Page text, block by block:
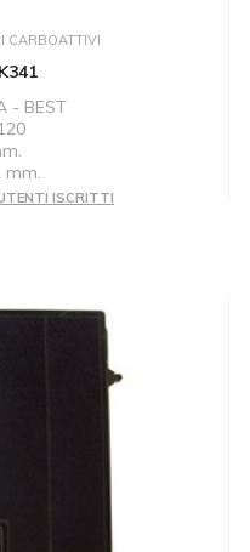
CARBOATTIVI
- BEST
mm.
ISCRITTI